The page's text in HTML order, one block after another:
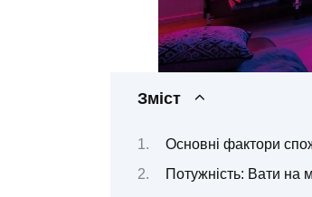
Зміст
Основні фактори
Потужність: Вати на